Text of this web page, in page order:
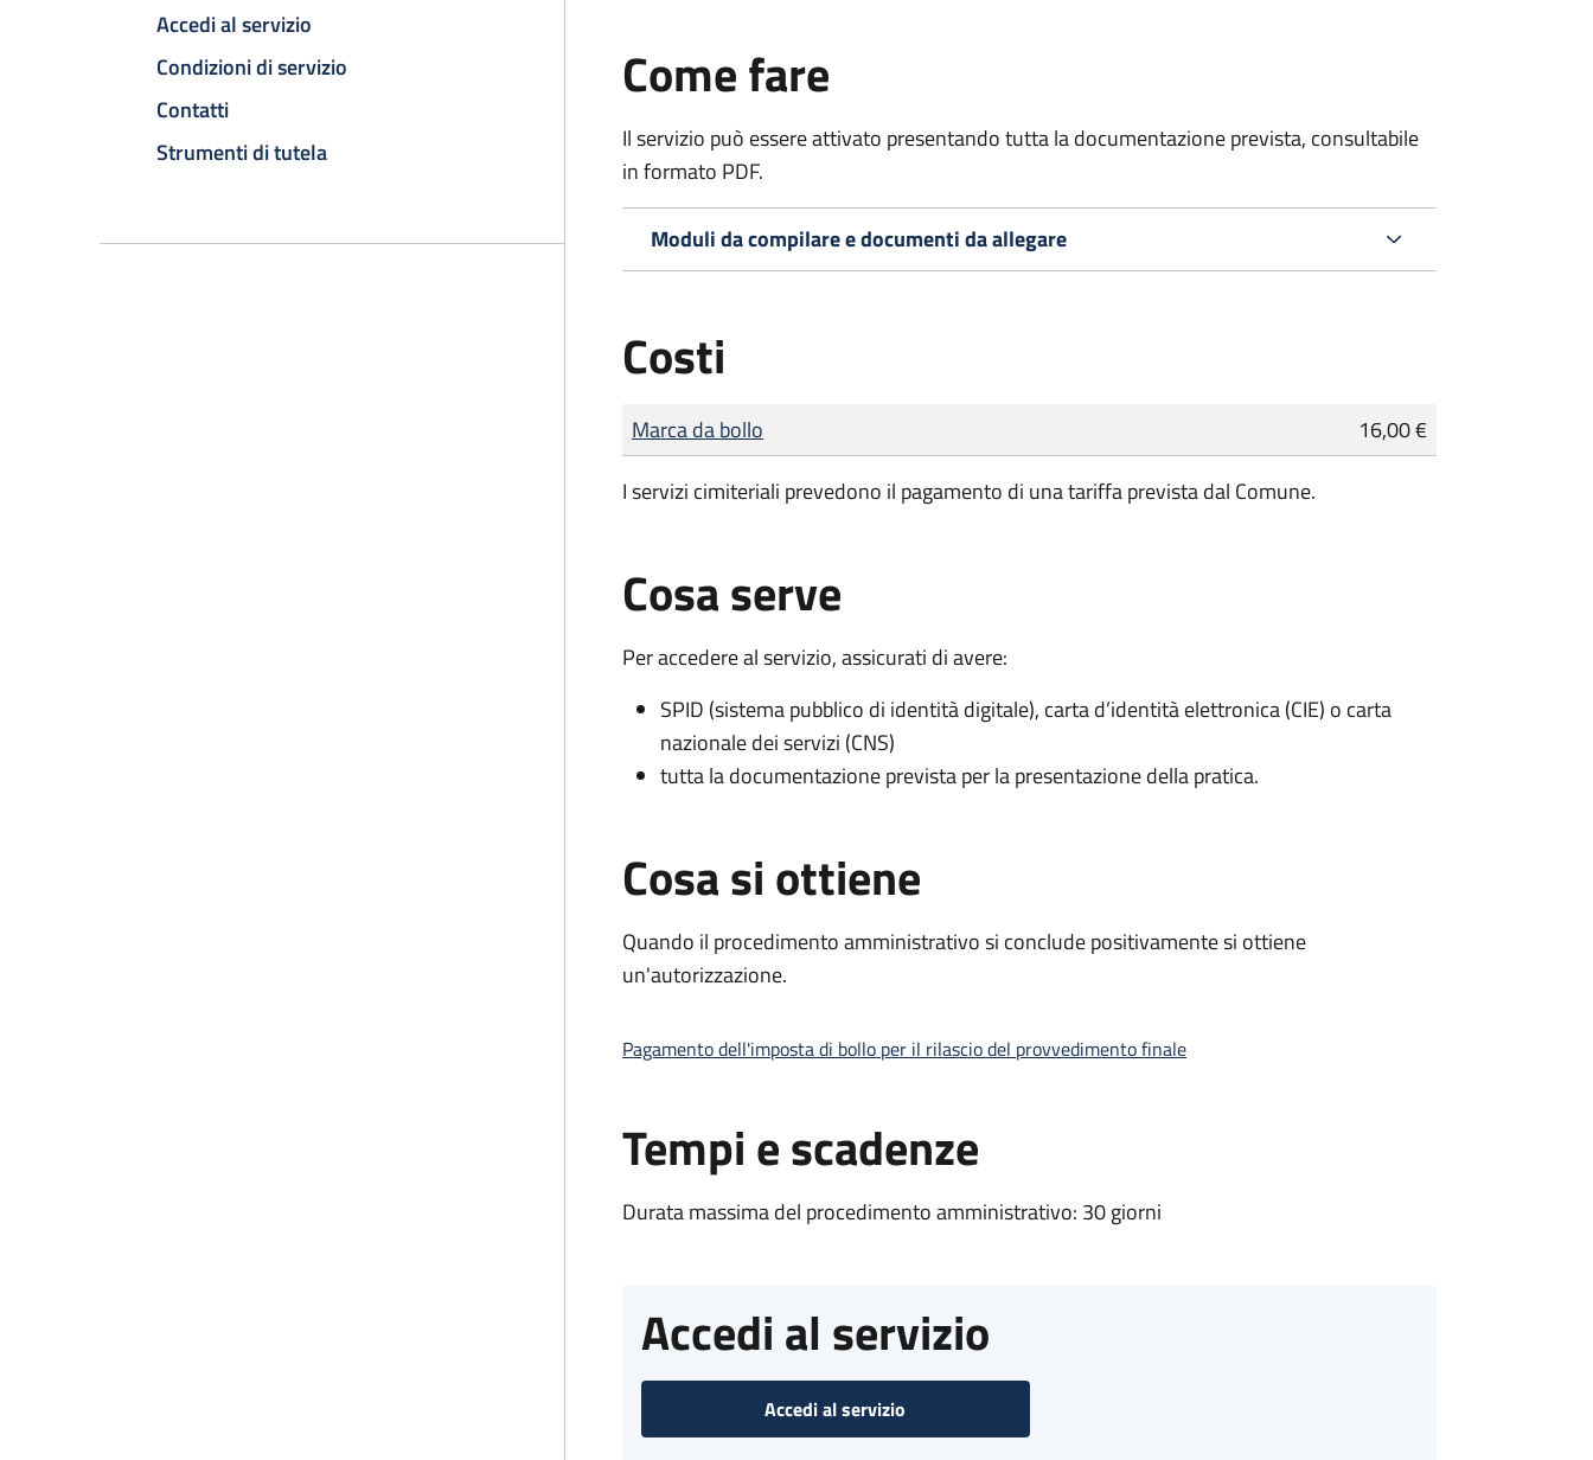
Accedi al servizio
Condizioni di servizio
Contatti
Strumenti di tutela
Come fare
Il servizio può essere attivato presentando tutta la documentazione prevista, consultabile
in formato PDF.
Moduli da compilare e documenti da allegare
Costi
Tipo di pagamento
Importo
Marca da bollo
16,00 €
I servizi cimiteriali prevedono il pagamento di una tariffa prevista dal Comune.
Cosa serve
Per accedere al servizio, assicurati di avere:
SPID (sistema pubblico di identità digitale), carta d’identità elettronica (CIE) o carta
nazionale dei servizi (CNS)
tutta la documentazione prevista per la presentazione della pratica.
Cosa si ottiene
Quando il procedimento amministrativo si conclude positivamente si ottiene
un'autorizzazione.
Pagamento dell'imposta di bollo per il rilascio del provvedimento finale
Tempi e scadenze
Durata massima del procedimento amministrativo: 30 giorni
Accedi al servizio
Accedi al servizio